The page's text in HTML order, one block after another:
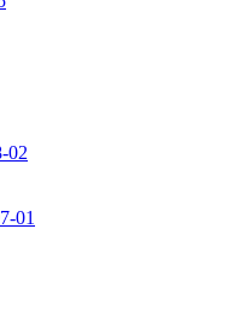
02
01